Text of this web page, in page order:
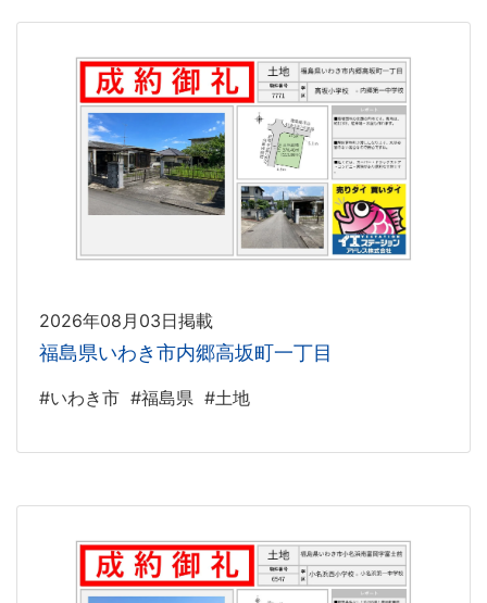
2026年08月03日掲載
福島県いわき市内郷高坂町一丁目
#いわき市 #福島県 #土地